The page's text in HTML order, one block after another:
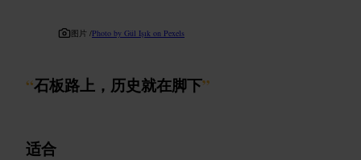
图片 /Photo by Gül Işık on Pexels
“石板路上，历史就在脚下”
适合